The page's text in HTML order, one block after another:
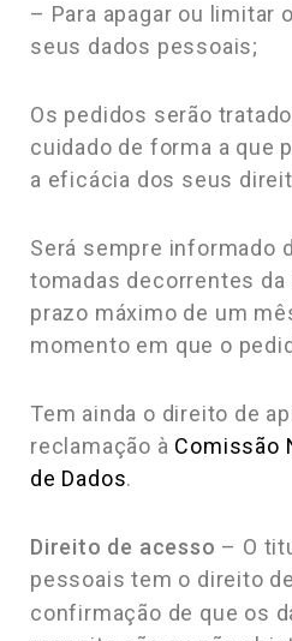
– Para apagar ou limitar
seus dados pessoais;
Os pedidos serão
cuidado de forma a que
a eficácia dos seus
Será sempre informado
tomadas decorrentes
prazo máximo de um
momento em que o
Tem ainda o direito de
reclamação à Comissão
de Dados.
Direito de acesso – O
pessoais tem o direito
confirmação de que os